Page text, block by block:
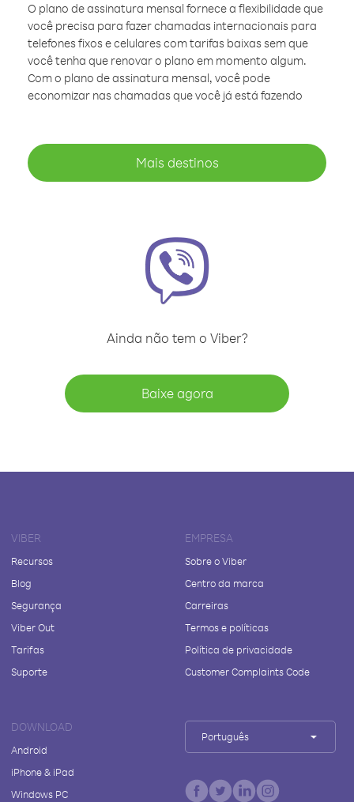
O plano de assinatura mensal fornece a flexibilidade que
você precisa para fazer chamadas internacionais para
telefones fixos e celulares com tarifas baixas sem que
você tenha que renovar o plano em momento algum.
Com o plano de assinatura mensal, você pode
economizar nas chamadas que você já está fazendo
Mais destinos
Ainda não tem o Viber?
Baixe agora
VIBER
Recursos
Blog
Segurança
Viber Out
Tarifas
Suporte
EMPRESA
Sobre o Viber
Centro da marca
Carreiras
Termos e políticas
Política de privacidade
Customer Complaints Code
DOWNLOAD
Android
iPhone & iPad
Windows PC
Português